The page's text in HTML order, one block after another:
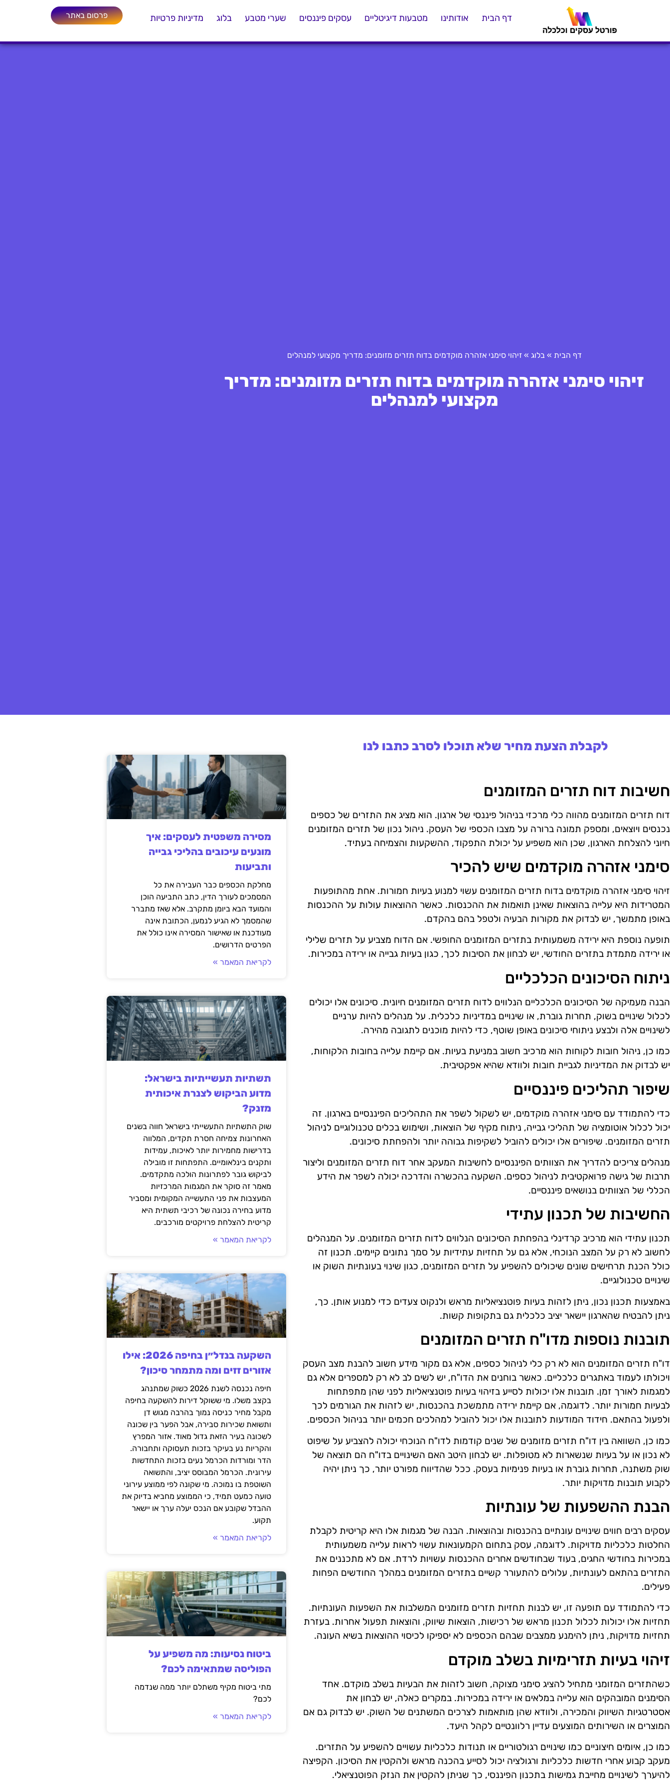
דף הבית אודותינו מטבעות דיגיטליים עסקים פיננסים שערי מטבע בלוג מדיניות פרטיות פרסום באתר
דף הבית » בלוג »זיהוי סימני אזהרה מוקדמים בדוח תזרים מזומנים: מדריך מקצועי למנהלים
זיהוי סימני אזהרה מוקדמים בדוח תזרים מזומנים: מדריך
מקצועי למנהלים
לקבלת הצעת מחיר שלא תוכלו לסרב כתבו לנו
חשיבות דוח תזרים המזומנים
דוח תזרים המזומנים מהווה כלי מרכזי בניהול פיננסי של ארגון. הוא מציג את התזרים של כספים
נכנסים ויוצאים, ומספק תמונה ברורה על מצבו הכספי של העסק. ניהול נכון של תזרים המזומנים
חיוני להצלחת הארגון, שכן הוא משפיע על יכולת התפקוד, ההשקעות והצמיחה בעתיד.
סימני אזהרה מוקדמים שיש להכיר
זיהוי סימני אזהרה מוקדמים בדוח תזרים המזומנים עשוי למנוע בעיות חמורות. אחת מהתופעות
המטרידות היא עלייה בהוצאות שאינן תואמות את ההכנסות. כאשר ההוצאות עולות על ההכנסות
באופן מתמשך, יש לבדוק את מקורות הבעיה ולטפל בהם בהקדם.
תופעה נוספת היא ירידה משמעותית בתזרים המזומנים החופשי. אם הדוח מצביע על תזרים שלילי
או ירידה מתמדת בתזרים החודשי, יש לבחון את הסיבות לכך, כגון בעיות גבייה או ירידה במכירות.
ניתוח הסיכונים הכלכליים
הבנה מעמיקה של הסיכונים הכלכליים הנלווים לדוח תזרים המזומנים חיונית. סיכונים אלו יכולים
לכלול שינויים בשוק, תחרות גוברת, או שינויים במדיניות כלכלית. על מנהלים להיות ערניים
לשינויים אלה ולבצע ניתוחי סיכונים באופן שוטף, כדי להיות מוכנים לתגובה מהירה.
כמו כן, ניהול חובות לקוחות הוא מרכיב חשוב במניעת בעיות. אם קיימת עלייה בחובות הלקוחות,
יש לבדוק את המדיניות לגביית חובות ולוודא שהיא אפקטיבית.
שיפור תהליכים פיננסיים
כדי להתמודד עם סימני אזהרה מוקדמים, יש לשקול לשפר את התהליכים הפיננסיים בארגון. זה
יכול לכלול אוטומציה של תהליכי גבייה, ניתוח מקיף של הוצאות, ושימוש בכלים טכנולוגיים לניהול
תזרים המזומנים. שיפורים אלו יכולים להוביל לשקיפות גבוהה יותר ולהפחתת סיכונים.
מנהלים צריכים להדריך את הצוותים הפיננסיים לחשיבות המעקב אחר דוח תזרים המזומנים וליצור
תרבות של גישה פרואקטיבית לניהול כספים. השקעה בהכשרה והדרכה יכולה לשפר את הידע
הכללי של הצוותים בנושאים פיננסיים.
החשיבות של תכנון עתידי
תכנון עתידי הוא מרכיב קרדינלי בהפחתת הסיכונים הנלווים לדוח תזרים המזומנים. על המנהלים
לחשוב לא רק על המצב הנוכחי, אלא גם על תחזיות עתידיות על סמך נתונים קיימים. תכנון זה
כולל הכנת תרחישים שונים שיכולים להשפיע על תזרים המזומנים, כגון שינוי בעונתיות השוק או
שינויים טכנולוגיים.
באמצעות תכנון נכון, ניתן לזהות בעיות פוטנציאליות מראש ולנקוט צעדים כדי למנוע אותן. כך,
ניתן להבטיח שהארגון יישאר יציב כלכלית גם בתקופות קשות.
תובנות נוספות מדו"ח תזרים המזומנים
דו"ח תזרים המזומנים הוא לא רק כלי לניהול כספים, אלא גם מקור מידע חשוב להבנת מצב העסק
ויכולתו לעמוד באתגרים כלכליים. כאשר בוחנים את הדו"ח, יש לשים לב לא רק למספרים אלא גם
למגמות לאורך זמן. תובנות אלו יכולות לסייע בזיהוי בעיות פוטנציאליות לפני שהן מתפתחות
לבעיות חמורות יותר. לדוגמה, אם קיימת ירידה מתמשכת בהכנסות, יש לזהות את הגורמים לכך
ולפעול בהתאם. חידוד המודעות לתובנות אלו יכול להוביל למהלכים חכמים יותר בניהול הכספים.
כמו כן, השוואה בין דו"ח תזרים מזומנים של שנים קודמות לדו"ח הנוכחי יכולה להצביע על שיפוט
לא נכון או על בעיות שנשארות לא מטופלות. יש לבחון היטב האם השינויים בדו"ח הם תוצאה של
שוק משתנה, תחרות גוברת או בעיות פנימיות בעסק. ככל שהדיווח מפורט יותר, כך ניתן יהיה
לקבוע תובנות מדויקות יותר.
הבנת ההשפעות של עונתיות
עסקים רבים חווים שינויים עונתיים בהכנסות ובהוצאות. הבנה של מגמות אלו היא קריטית לקבלת
החלטות כלכליות מדויקות. לדוגמה, עסק בתחום הקמעונאות עשוי לראות עלייה משמעותית
במכירות בחודשי החגים, בעוד שבחודשים אחרים ההכנסות עשויות לרדת. אם לא מתכננים את
התזרים בהתאם לעונתיות, עלולים להתעורר קשיים בתזרים המזומנים במהלך החודשים הפחות
פעילים.
כדי להתמודד עם תופעה זו, יש לבנות תחזיות תזרים מזומנים המשלבות את השפעות העונתיות.
תחזיות אלו יכולות לכלול תכנון מראש של רכישות, הוצאות שיווק, והוצאות תפעול אחרות. בעזרת
תחזיות מדויקות, ניתן להימנע ממצבים שבהם הכספים לא יספיקו לכיסוי ההוצאות בשיא העונה.
זיהוי בעיות תזרימיות בשלב מוקדם
כשהתזרים המזומני מתחיל להציג סימני מצוקה, חשוב לזהות את הבעיות בשלב מוקדם. אחד
הסימנים המובהקים הוא עלייה במלאים או ירידה במכירות. במקרים כאלה, יש לבחון את
אסטרטגיות השיווק והמכירה, ולוודא שהן מותאמות לצרכים המשתנים של השוק. יש לבדוק גם אם
המוצרים או השירותים המוצעים עדיין רלוונטיים לקהל היעד.
כמו כן, איומים חיצוניים כמו שינויים רגולטוריים או תנודות כלכליות עשויים להשפיע על התזרים.
מעקב קבוע אחרי חדשות כלכליות ורגולציה יכול לסייע בהכנה מראש ולהקטין את הסיכון. הקפיצה
להיערך לשינויים מחייבת גמישות בתכנון הפיננסי, כך שניתן להקטין את הנזק הפוטנציאלי.
מסירה משפטית לעסקים: איך
מונעים עיכובים בהליכי גבייה
ותביעות
מחלקת הכספים כבר העבירה את כל
המסמכים לעורך הדין, כתב התביעה הוכן
והמועד הבא ביומן מתקרב. אלא שאז מתברר
שהמסמך לא הגיע לנמען, הכתובת אינה
מעודכנת או שאישור המסירה אינו כולל את
הפרטים הדרושים.
לקריאת המאמר »
תשתיות תעשייתיות בישראל:
מדוע הביקוש לצנרת איכותית
מזנק?
שוק התשתיות התעשייתי בישראל חווה בשנים
האחרונות צמיחה חסרת תקדים, המלווה
בדרישות מחמירות יותר לאיכות, עמידות
ותקנים בינלאומיים. התפתחות זו מובילה
לביקוש גובר לפתרונות הולכה מתקדמים.
מאמר זה סוקר את המגמות המרכזיות
המעצבות את פני התעשייה המקומית ומסביר
מדוע בחירה נכונה של רכיבי תשתית היא
קריטית להצלחת פרויקטים מורכבים.
לקריאת המאמר »
השקעה בנדל״ן בחיפה 2026: אילו
אזורים זזים ומה מתמחר סיכון?
חיפה נכנסה לשנת 2026 כשוק שמתנהג
בקצב משלו. מי ששוקל דירות להשקעה בחיפה
מקבל מחיר כניסה נמוך בהרבה מגוש דן
ותשואת שכירות סבירה, אבל הפער בין שכונה
לשכונה בעיר הזאת גדול מאוד. אזור המפרץ
והקריות נע בעיקר בזכות תעסוקה ותחבורה.
הדר ומורדות הכרמל נעים בזכות התחדשות
עירונית. הכרמל המבוסס יציב, והתשואה
השוטפת בו נמוכה. מי שקונה לפי ממוצע עירוני
טועה כמעט תמיד, כי הממוצע מחביא בדיוק את
ההבדל שקובע אם הנכס יעלה ערך או יישאר
תקוע.
לקריאת המאמר »
ביטוח נסיעות: מה משפיע על
הפוליסה שמתאימה לכם?
מתי ביטוח מקיף משתלם יותר ממה שנדמה
לכם?
לקריאת המאמר »